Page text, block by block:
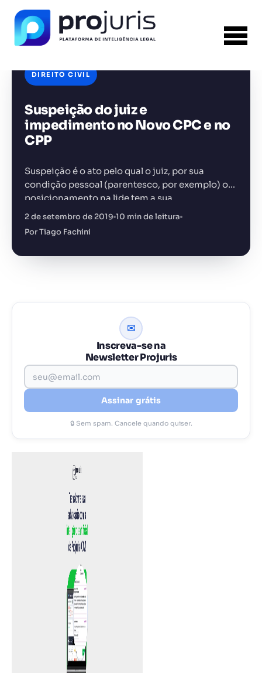
DIREITO CIVIL
Suspeição do juiz e
impedimento no Novo CPC e no
CPP
Suspeição é o ato pelo qual o juiz, por sua
condição pessoal (parentesco, por exemplo) ou
posicionamento na lide tem a sua
imparcialidade questionada, prejudicando a sua
2 de setembro de 2019 10 min de leitura
Por Tiago Fachini
✉
Inscreva-se na
Newsletter Projuris
Assinar grátis
🔒 Sem spam. Cancele quando quiser.
FERRAMENTA RECOMENDADA PARA ESTE
CONTEÚDO
Gestão de Contratos
+14.000 juristas